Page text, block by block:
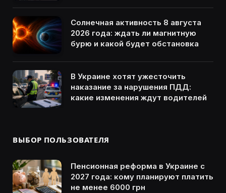
Солнечная активность 8 августа
2026 года: ждать ли магнитную
бурю и какой будет обстановка
В Украине хотят ужесточить
наказание за нарушения ПДД:
какие изменения ждут водителей
ВЫБОР ПОЛЬЗОВАТЕЛЯ
Пенсионная реформа в Украине с
2027 года: кому планируют платить
не менее 6000 грн